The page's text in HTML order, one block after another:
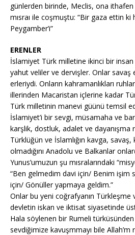
günlerden birinde, Meclis, ona
mısraı ile coşmuştu: “Bir gaza ettin ki
Peygamber’i”
ERENLER
İslamiyet Türk milletine ikinci bir insan
yahut veliler ve dervişler. Onlar savaş
erleriydi. Onların kahramanlıkları
illerinden Macaristan içlerine kadar
Türk milletinin manevi güünü temsil
İslamiyet’i bir sevgi, müsamaha ve
karşlik, dostluk, adalet ve dayanışma
Türklüğün ve İslamlığın kavga,
olmadığını Anadolu ve Balkanlar
Yunus’umuzun şu mısralarındaki
“Ben gelmedim davi için/ Benim işim
için/ Gönüller yapmaya geldim.”
Onlar bu yeni coğrafyanın Türkleşme
devletin iskan ve iktisat siyasetinde
Hala söylenen bir Rumeli
sevdiğimize kavuşmmayı bile Allah’m